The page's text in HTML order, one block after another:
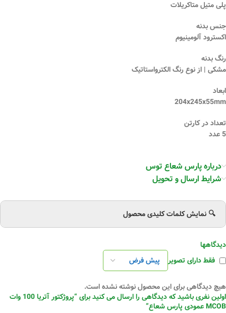
پلی متیل متاکریلات
جنس بدنه
اکسترود آلومینیوم
رنگ بدنه
مشکی | از نوع رنگ الکترواستاتیک
ابعاد
204x245x55mm
تعداد در کارتن
5 عدد
درباره پارس شعاع توس
شرایط ارسال و تحویل
🔍 نمایش کلمات کلیدی محصول
دیدگاهها
فقط دارای تصویر
هیچ دیدگاهی برای این محصول نوشته نشده است.
اولین نفری باشید که دیدگاهی را ارسال می کنید برای “پروژکتور آتریا 100 وات
MCOB عمودی پارس شعاع”